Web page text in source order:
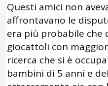
Questi amici non
affrontavano le
era più probabile che
giocattoli con
ricerca che si è
bambini di 5 anni e